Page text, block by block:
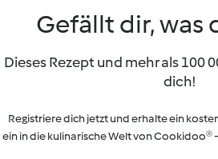
Gefällt dir, was
Dieses Rezept und mehr als 100
dich!
Registriere dich jetzt und erhalte ein
ein in die kulinarische Welt von Cookidoo®